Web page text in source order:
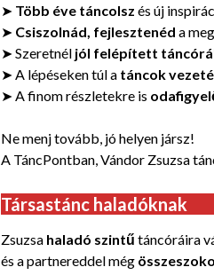
➤ Több éve táncolsz és új
➤ Csiszolnád, fejlesztenéd a
➤ Szeretnél jól felépített
➤ A lépéseken túl a táncok
➤ A finom részletekre is
Ne menj tovább, jó helyen jársz!
A TáncPontban, Vándor Zsuzsa
Társastánc haladóknak
Zsuzsa haladó szintű táncóráira
és a partnereddel még